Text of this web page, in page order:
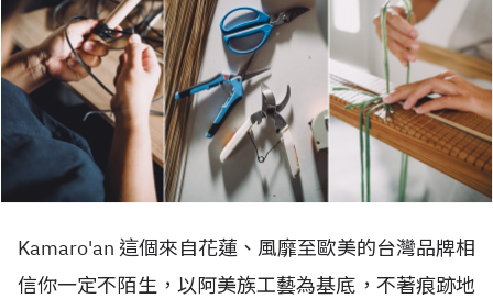
Kamaro'an 這個來自花蓮、風靡至歐美的台灣品牌相
信你一定不陌生，以阿美族工藝為基底，不著痕跡地